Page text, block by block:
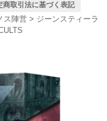
商取引法に基づく表記
ス陣営 > ジーンスティーラ